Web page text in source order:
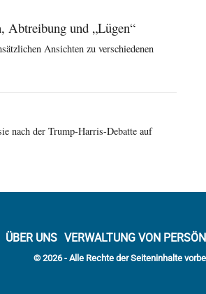
Abtreibung und „Lügen“
Ansichten zu verschiedenen
nach der Trump-Harris-Debatte auf
ÜBER UNS VERWALTUNG VON
© 2026 - Alle Rechte der Seiteninhalte